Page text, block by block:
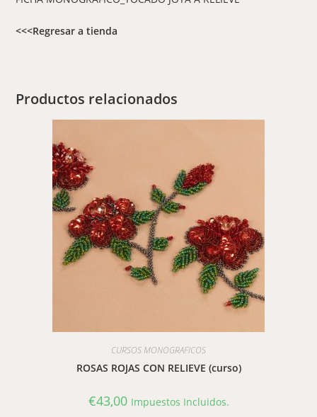
<<<Regresar a tienda
Productos relacionados
CURSOS MONOGRAFICOS
ROSAS ROJAS CON RELIEVE (curso)
€43,00 Impuestos Incluidos.